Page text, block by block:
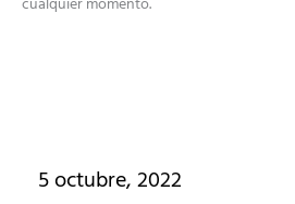
5 octubre, 2022